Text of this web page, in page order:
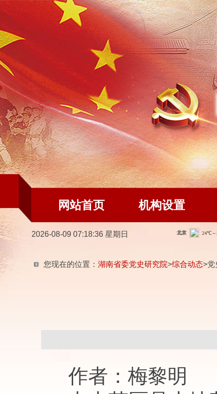
网站首页 机构设置
2026-08-09 07:18:37 星期日
您现在的位置： 湖南省委党史研究院>综合动态>党
作者：梅黎明